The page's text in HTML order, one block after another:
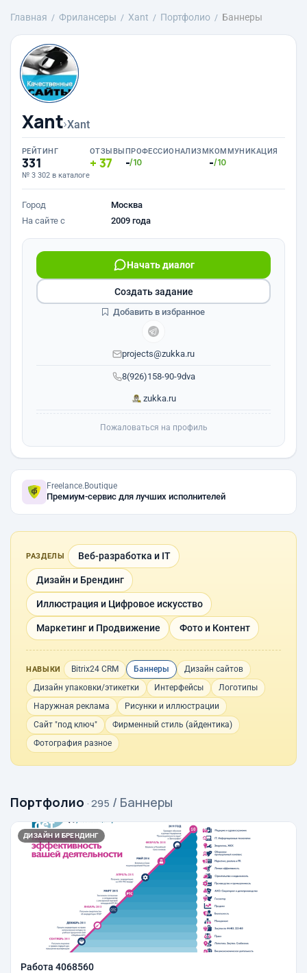
Главная Фрилансеры Xant Портфолио Баннеры
Xant›Xant
РЕЙТИНГ
331
№ 3 302 в каталоге
ОТЗЫВЫ
37
ПРОФЕССИОНАЛИЗМ
-/10
КОММУНИКАЦИЯ
-/10
Город
Москва
На сайте с
2009 года
8(926)158-90-9dva
Начать диалог
projects@zukka.ru
zukka.ru
Создать задание
Добавить в избранное
Пожаловаться на профиль
Freelance.Boutique
Премиум-сервис для лучших исполнителей
РАЗДЕЛЫ Веб-разработка и IT
Дизайн и Брендинг
Иллюстрация и Цифровое искусство
Маркетинг и Продвижение Фото и Контент
НАВЫКИ Bitrix24 CRM Баннеры
Дизайн сайтов
Дизайн упаковки/этикетки
Интерфейсы
Логотипы
Наружная реклама
Рисунки и иллюстрации
Сайт "под ключ"
Фирменный стиль (айдентика)
Фотография разное
Портфолио · 295 / Баннеры
ДИЗАЙН И БРЕНДИНГ
Работа 4068560